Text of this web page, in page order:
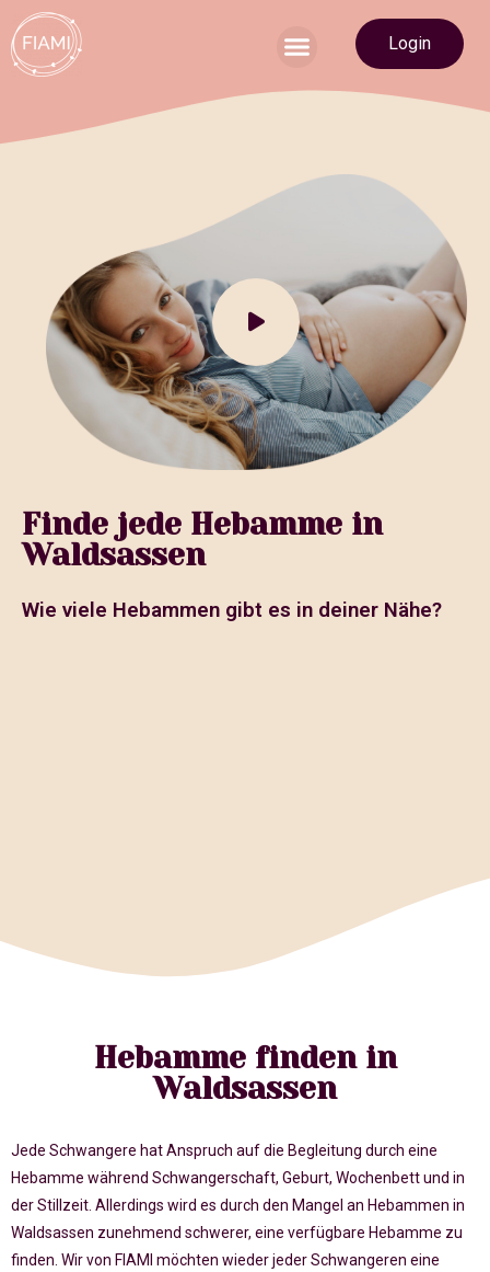
Login
Finde jede Hebamme in
Waldsassen
Wie viele Hebammen gibt es in deiner Nähe?
Hebamme finden in
Waldsassen
Jede Schwangere hat Anspruch auf die Begleitung durch eine
Hebamme während Schwangerschaft, Geburt, Wochenbett und in
der Stillzeit. Allerdings wird es durch den Mangel an Hebammen in
Waldsassen zunehmend schwerer, eine verfügbare Hebamme zu
finden. Wir von FIAMI möchten wieder jeder Schwangeren eine